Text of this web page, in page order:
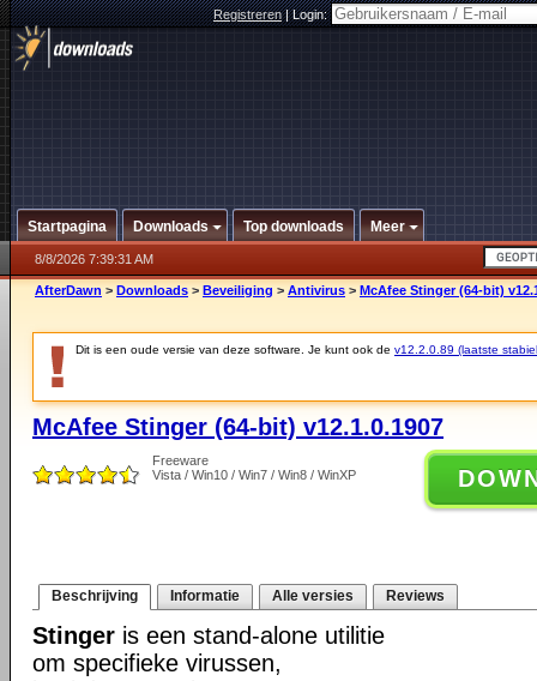
Registreren|Login:
Startpagina Downloads Top downloads Meer
8/8/2026 7:39:31 AM
AfterDawn > Downloads > Beveiliging > Antivirus > McAfee Stinger (64-bit)
Dit is een oude versie van deze software. Je kunt ook de v12.2.0.89 (laatste
McAfee Stinger (64-bit) v12.1.0.1907
Freeware
Vista / Win10 / Win7 / Win8 / WinXP
Beschrijving Informatie Alle versies Reviews
Stinger is een stand-alone utilitie
om specifieke virussen,